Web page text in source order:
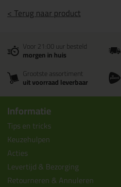
< Terug naar product
Voor 21:00 uur besteld
morgen in huis
Grootste assortiment
uit voorraad leverbaar
Informatie
Tips en tricks
Keuzehulpen
Acties
Levertijd & Bezorging
Retourneren & Annuleren